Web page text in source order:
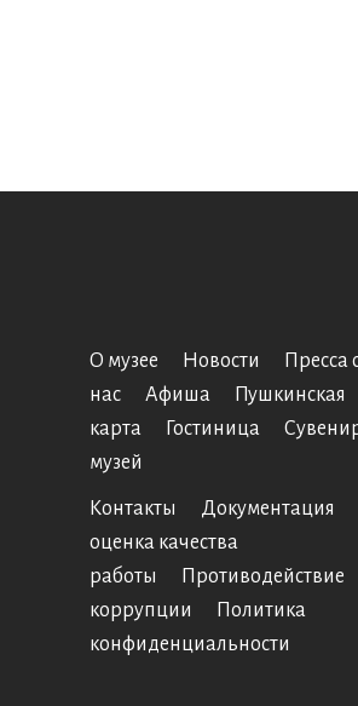
О музее Новости
Пресса
нас
Афиша
Пушкинская
карта
Гостиница
музей
Контакты Документация
оценка качества
работы
Противодействие
коррупции
Политика
конфиденциальности